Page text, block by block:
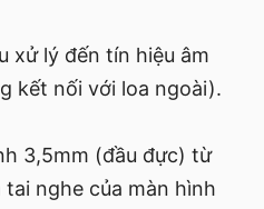
xử lý đến tín hiệu âm
kết nối với loa ngoài).
3,5mm (đầu đực) từ
nghe của màn hình